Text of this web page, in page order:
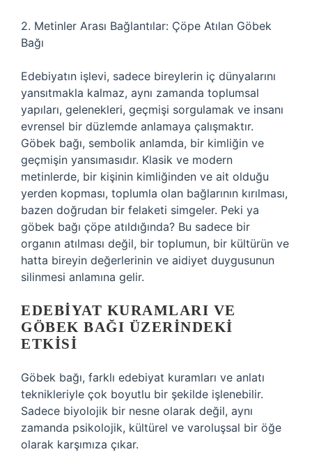
2. Metinler Arası Bağlantılar: Çöpe Atılan Göbek
Bağı
Edebiyatın işlevi, sadece bireylerin iç dünyalarını
yansıtmakla kalmaz, aynı zamanda toplumsal
yapıları, gelenekleri, geçmişi sorgulamak ve insanı
evrensel bir düzlemde anlamaya çalışmaktır.
Göbek bağı, sembolik anlamda, bir kimliğin ve
geçmişin yansımasıdır. Klasik ve modern
metinlerde, bir kişinin kimliğinden ve ait olduğu
yerden kopması, toplumla olan bağlarının kırılması,
bazen doğrudan bir felaketi simgeler. Peki ya
göbek bağı çöpe atıldığında? Bu sadece bir
organın atılması değil, bir toplumun, bir kültürün ve
hatta bireyin değerlerinin ve aidiyet duygusunun
silinmesi anlamına gelir.
EDEBIYAT KURAMLARI VE
GÖBEK BAĞI ÜZERINDEKI
ETKISI
Göbek bağı, farklı edebiyat kuramları ve anlatı
teknikleriyle çok boyutlu bir şekilde işlenebilir.
Sadece biyolojik bir nesne olarak değil, aynı
zamanda psikolojik, kültürel ve varoluşsal bir öğe
olarak karşımıza çıkar.